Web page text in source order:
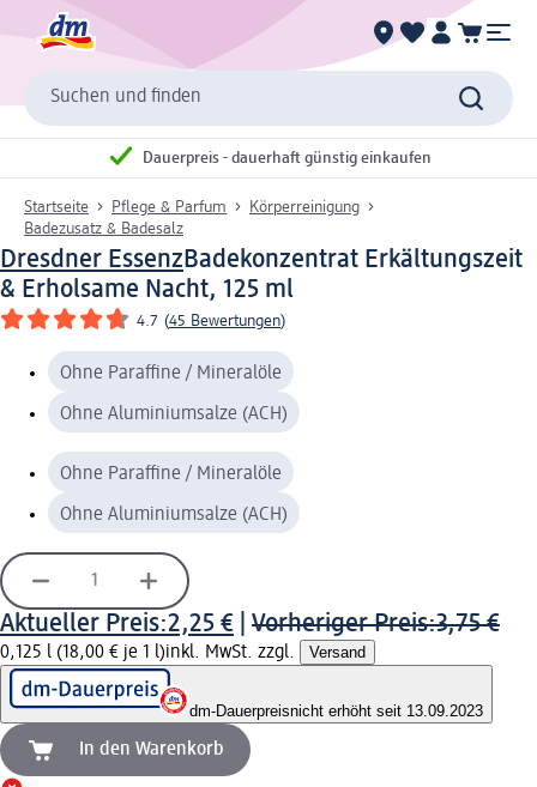
Suchen und finden
Dauerpreis - dauerhaft günstig einkaufen
Startseite Pflege & Parfum
Körperreinigung
Badezusatz & Badesalz
Dresdner EssenzBadekonzentrat Erkältungszeit
& Erholsame Nacht, 125 ml
4.7 (45 Bewertungen)
Ohne Paraffine / Mineralöle
Ohne Aluminiumsalze (ACH)
Ohne Paraffine / Mineralöle
Ohne Aluminiumsalze (ACH)
Aktueller Preis:2,25 € Vorheriger Preis:3,75 €
0,125 l (18,00 € je 1 l)inkl. MwSt. zzgl. Versand
dm-Dauerpreisnicht erhöht seit 13.09.2023
In den Warenkorb